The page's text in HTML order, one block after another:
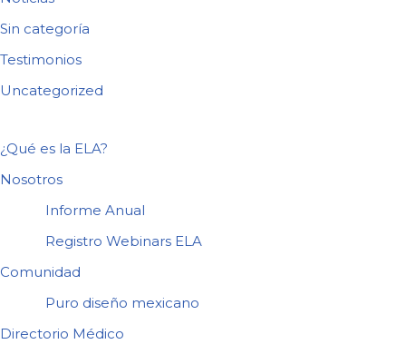
Sin categoría
Testimonios
Uncategorized
¿Qué es la ELA?
Nosotros
Informe Anual
Registro Webinars ELA
Comunidad
Puro diseño mexicano
Directorio Médico